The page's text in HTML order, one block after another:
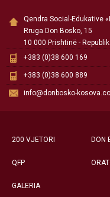
Qendra Social-Edukative
Rruga Don Bosko, 15
10 000 Prishtinë -
+383 (0)38 600 169
+383 (0)38 600 889
info@donbosko-
200 VJETORI DON
QFP
GALERIA